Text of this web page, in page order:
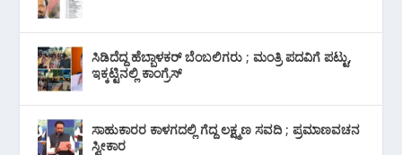
ಸಿಡಿದೆದ್ದ ಹೆಬ್ಬಾಳಕರ್ ಬೆಂಬಲಿಗರು ; ಮಂತ್ರಿ ಪದವಿಗೆ ‌ಪಟ್ಟು,
ಇಕ್ಕಟ್ಟಿನಲ್ಲಿ ಕಾಂಗ್ರೆಸ್
ಸಾಹುಕಾರರ ಕಾಳಗದಲ್ಲಿ ಗೆದ್ದ ಲಕ್ಷ್ಮಣ ಸವದಿ ; ಪ್ರಮಾಣವಚನ
ಸ್ವೀಕಾರ